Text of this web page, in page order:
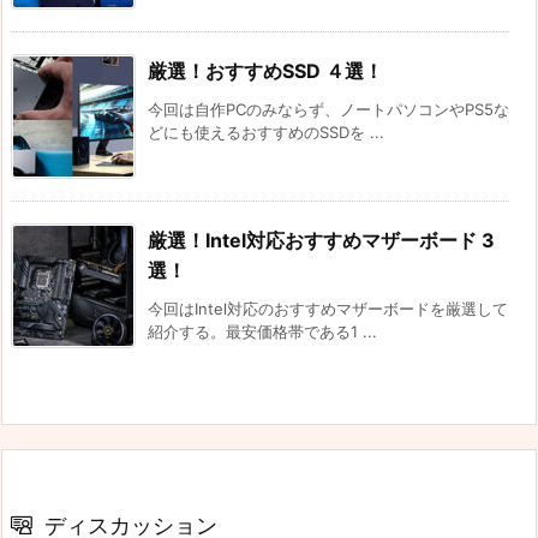
厳選！おすすめSSD ４選！
今回は自作PCのみならず、ノートパソコンやPS5な
どにも使えるおすすめのSSDを ...
厳選！Intel対応おすすめマザーボード 3
選！
今回はIntel対応のおすすめマザーボードを厳選して
紹介する。最安価格帯である1 ...
ディスカッション